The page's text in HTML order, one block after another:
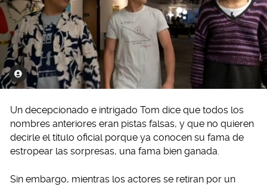
Un decepcionado e intrigado Tom dice que todos los
nombres anteriores eran pistas falsas, y que no quieren
decirle el título oficial porque ya conocen su fama de
estropear las sorpresas, una fama bien ganada.
Sin embargo, mientras los actores se retiran por un